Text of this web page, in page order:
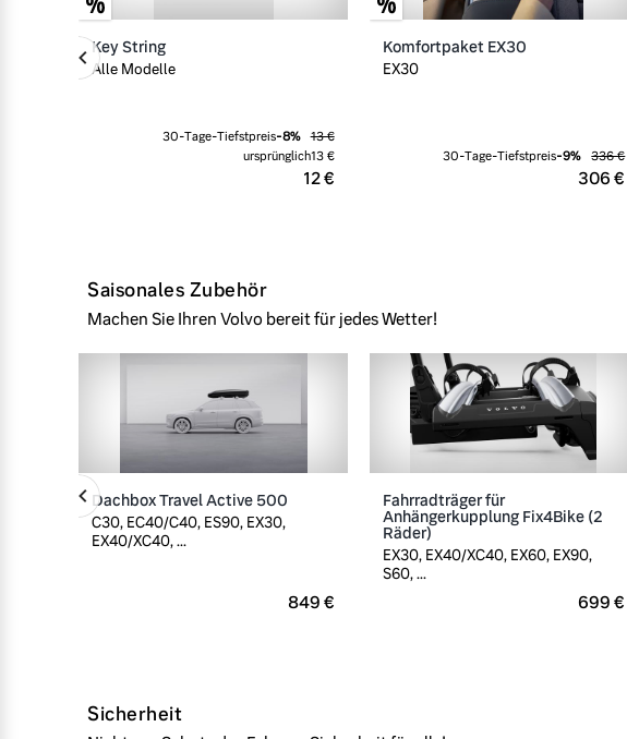
Key String
Alle Modelle
12 €
30-Tage-Tiefstpreis-8%
13 €
ursprünglich13 €
Komfortpaket EX30
EX30
306 €
30-Tage-Tiefstpreis-9% 336 €
Saisonales Zubehör
Machen Sie Ihren Volvo bereit für jedes Wetter!
Dachbox Travel Active 500
C30, EC40/C40, ES90, EX30,
EX40/XC40, ...
849 €
Fahrradträger für
Anhängerkupplung Fix4Bike (2
Räder)
EX30, EX40/XC40, EX60, EX90,
S60, ...
699 €
Sicherheit